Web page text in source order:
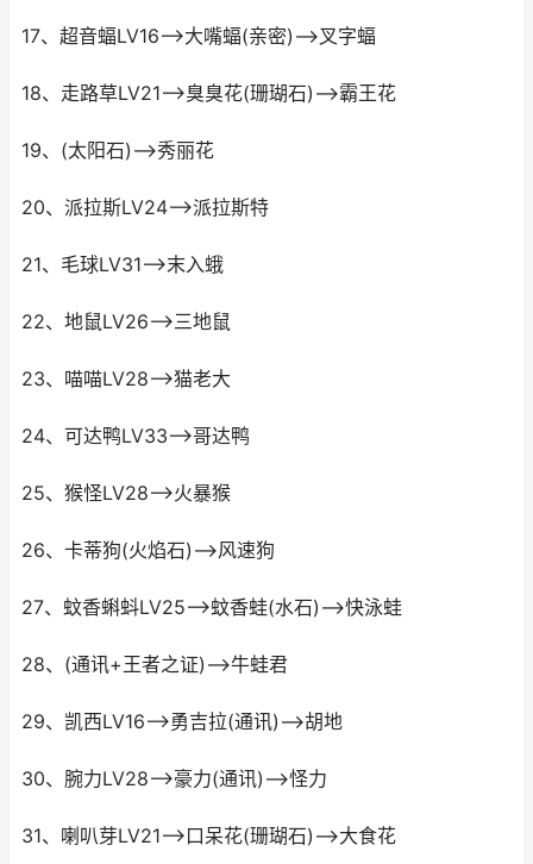
17、超音蝠LV16-->大嘴蝠(亲密)-->叉字蝠
18、走路草LV21-->臭臭花(珊瑚石)-->霸王花
19、(太阳石)-->秀丽花
20、派拉斯LV24-->派拉斯特
21、毛球LV31-->末入蛾
22、地鼠LV26-->三地鼠
23、喵喵LV28-->猫老大
24、可达鸭LV33-->哥达鸭
25、猴怪LV28-->火暴猴
26、卡蒂狗(火焰石)-->风速狗
27、蚊香蝌蚪LV25-->蚊香蛙(水石)-->快泳蛙
28、(通讯+王者之证)-->牛蛙君
29、凯西LV16-->勇吉拉(通讯)-->胡地
30、腕力LV28-->豪力(通讯)-->怪力
31、喇叭芽LV21-->口呆花(珊瑚石)-->大食花